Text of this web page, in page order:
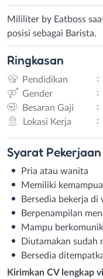
Mililiter by Eatboss
posisi sebagai Barista.
Ringkasan
Pendidikan :
Gender
:
Besaran Gaji
:
Lokasi Kerja
:
Syarat Pekerjaan
Pria atau wanita
Memiliki
Bersedia bekerja di
Berpenampilan
Mampu
Diutamakan sudah
Bersedia
Kirimkan CV lengkap